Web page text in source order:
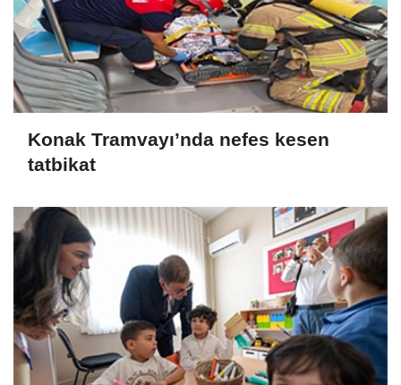
Konak Tramvayı’nda nefes kesen
tatbikat